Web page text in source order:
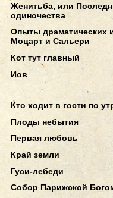
Женитьба, или
одиночества
Опыты драматических
Моцарт и Сальери
Кот тут главный
Иов
Кто ходит в гости по
Плоды небытия
Первая любовь
Край земли
Гуси-лебеди
Собор Парижской